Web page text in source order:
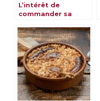
L’intérêt de
commander sa